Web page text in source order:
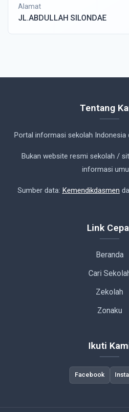
Alamat
JL.ABDULLAH SILONDAE
Tentang
Portal informasi sekolah Indonesia
Bukan website resmi sekolah /
informasi
Sumber data: Kemendikdasmen
Link
Beranda
Cari
Zekolah
Zonaku
Ikuti
Facebook